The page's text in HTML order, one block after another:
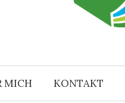
MICH KONTAKT